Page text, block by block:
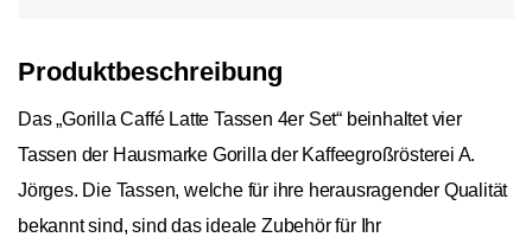
Produktbeschreibung
Das „Gorilla Caffé Latte Tassen 4er Set“ beinhaltet vier
Tassen der Hausmarke Gorilla der Kaffeegroßrösterei A.
Jörges. Die Tassen, welche für ihre herausragender Qualität
bekannt sind, sind das ideale Zubehör für Ihr